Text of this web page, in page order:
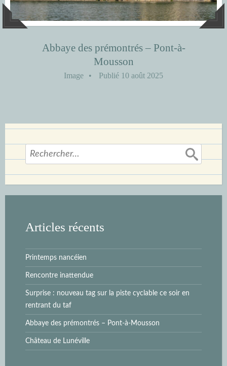
Abbaye des prémontrés – Pont-à-
Mousson
Image • Publié 10 août 2025
Rechercher :
Articles récents
Printemps nancéien
Rencontre inattendue
Surprise : nouveau tag sur la piste cyclable ce soir en
rentrant du taf
Abbaye des prémontrés – Pont-à-Mousson
Château de Lunéville